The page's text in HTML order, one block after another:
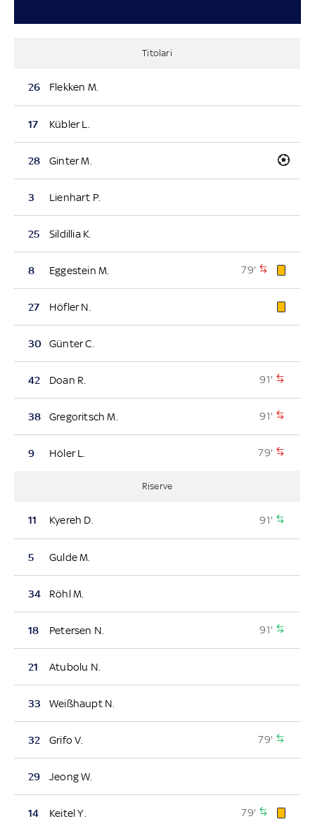
Titolari
26 Flekken M.
17 Kübler L.
28 Ginter M.
3 Lienhart P.
25 Sildillia K.
8 Eggestein M. 79'
27 Höfler N.
30 Günter C.
42 Doan R. 91'
38 Gregoritsch M. 91'
9 Höler L. 79'
Riserve
11 Kyereh D. 91'
5 Gulde M.
34 Röhl M.
18 Petersen N. 91'
21 Atubolu N.
33 Weißhaupt N.
32 Grifo V. 79'
29 Jeong W.
14 Keitel Y. 79'